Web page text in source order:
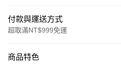
付款與運送方式
超取滿NT$999免運
信用卡一次付款
商品特色